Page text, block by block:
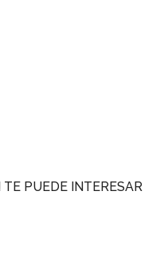
TE PUEDE INTERESAR